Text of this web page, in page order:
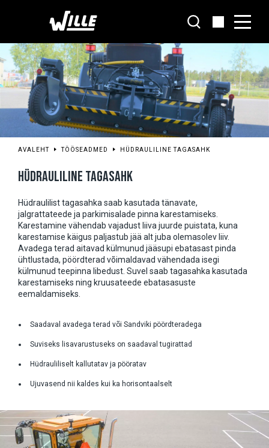
AVALEHT TÖÖSEADMED HÜDRAULILINE TAGASAHK
HÜDRAULILINE TAGASAHK
Hüdraulilist tagasahka saab kasutada tänavate,
jalgrattateede ja parkimisalade pinna karestamiseks.
Karestamine vähendab vajadust liiva juurde puistata, kuna
karestamise käigus paljastub jää alt juba olemasolev liiv.
Avadega terad aitavad külmunud jääsupi ebatasast pinda
ühtlustada, pöördterad võimaldavad vähendada isegi
külmunud teepinna libedust. Suvel saab tagasahka kasutada
karestamiseks ning kruusateede ebatasasuste
eemaldamiseks.
Saadaval avadega terad või Sandviki pöördteradega
Suviseks lisavarustuseks on saadaval tugirattad
Hüdrauliliselt kallutatav ja pööratav
Ujuvasend nii kaldes kui ka horisontaalselt